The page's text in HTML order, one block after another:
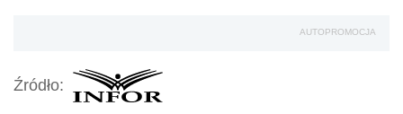
AUTOPROMOCJA
Źródło: